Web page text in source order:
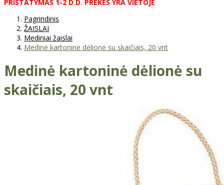
PRISTATYMAS 1-2 D. D. PREKĖS YRA VIETOJE
Pagrindinis
ŽAISLAI
Mediniai žaislai
Medinė kartoninė dėlionė su skaičiais, 20 vnt
Medinė kartoninė dėlionė su
skaičiais, 20 vnt